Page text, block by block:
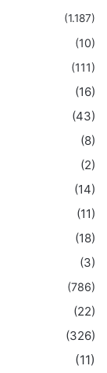
(1.187)
(10)
(111)
(16)
(43)
(8)
(2)
(14)
(11)
(18)
(3)
(786)
(22)
(326)
(11)